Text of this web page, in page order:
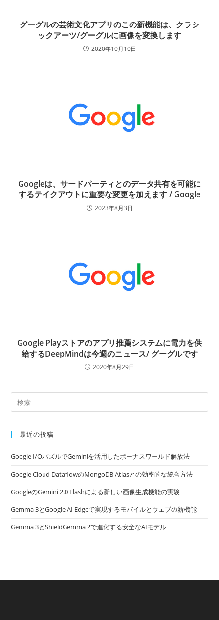
グーグルの芸術文化アプリのこの新機能は、クラシ
ックアーツ/グーグルに画像を変換します
2020年10月10日
Googleは、サードパーティとのデータ共有を可能に
するテイクアウトに重要な変更を加えます / Google
2023年8月3日
Google Playストアのアプリ推薦システムに電力を供
給するDeepMindは今週のニュース/ グーグルです
2020年8月29日
最近の投稿
Google I/OパズルでGeminiを活用したボーナスワールド解放法
Google Cloud DataflowのMongoDB Atlasとの効率的な統合方法
GoogleのGemini 2.0 Flashによる新しい画像生成機能の実験
Gemma 3とGoogle AI Edgeで実現するモバイルとウェブの新機能
Gemma 3とShieldGemma 2で進化する安全なAIモデル